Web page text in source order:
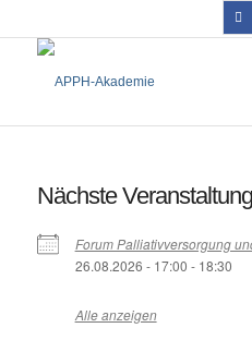
Nächste Veranstaltung
Forum Palliativversorgung
26.08.2026 - 17:00 - 18:30
Alle anzeigen